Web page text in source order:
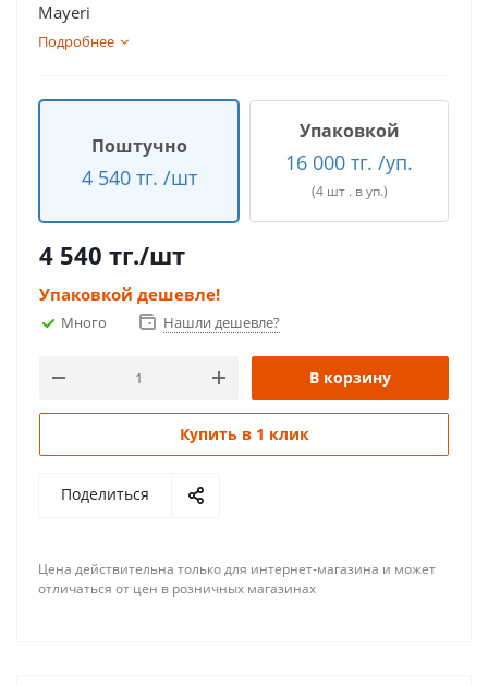
Mayeri
Подробнее
Поштучно
4 540 тг. /шт
Упаковкой
16 000 тг. /уп.
(4 шт . в уп.)
4 540 тг./шт
Упаковкой дешевле!
Много Нашли дешевле?
В корзину
Купить в 1 клик
Поделиться
Цена действительна только для интернет-магазина и может
отличаться от цен в розничных магазинах